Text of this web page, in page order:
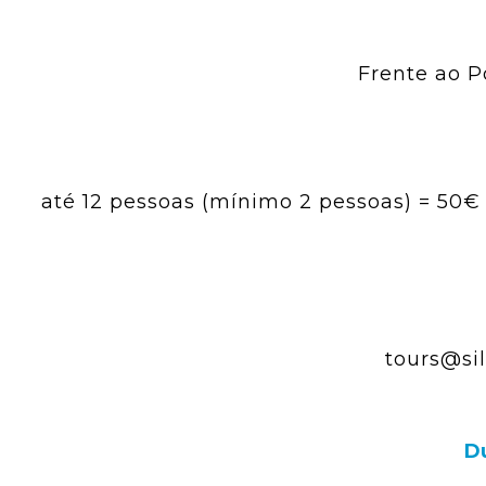
Frente ao
até 12 pessoas (mínimo 2 pessoas) =